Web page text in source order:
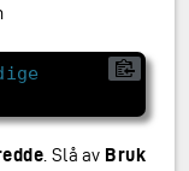
. Slå av Bruk